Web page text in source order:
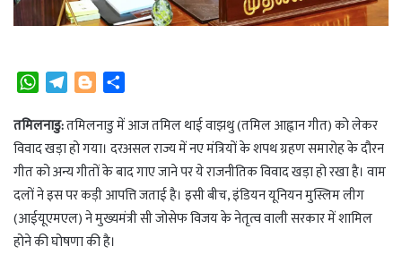
W
a
t
s
A
p
p
l
e
g
r
a
m
o
g
g
e
r
a
r
e
तमिलनाडु:तमिलनाडु में आज तमिल थाई वाझथु (तमिल आह्वान गीत) को लेकर
विवाद खड़ा हो गया। दरअसल राज्य में नए मंत्रियों के शपथ ग्रहण समारोह के दौरन
गीत को अन्य गीतों के बाद गाए जाने पर ये राजनीतिक विवाद खड़ा हो रखा है। वाम
दलों ने इस पर कड़ी आपत्ति जताई है। इसी बीच, इंडियन यूनियन मुस्लिम लीग
(आईयूएमएल) ने मुख्यमंत्री सी जोसेफ विजय के नेतृत्व वाली सरकार में शामिल
होने की घोषणा की है।